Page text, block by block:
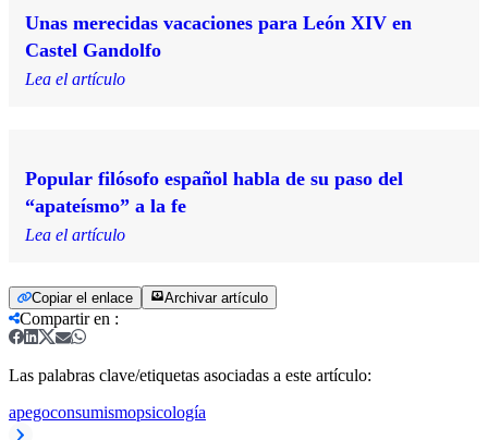
Unas merecidas vacaciones para León XIV en
Castel Gandolfo
Lea el artículo
Popular filósofo español habla de su paso del
“apateísmo” a la fe
Lea el artículo
Copiar el enlace Archivar artículo
Compartir en :
Las palabras clave/etiquetas asociadas a este artículo:
apegoconsumismopsicología